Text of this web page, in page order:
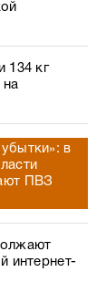
134 кг
в
ПВЗ
интернет-